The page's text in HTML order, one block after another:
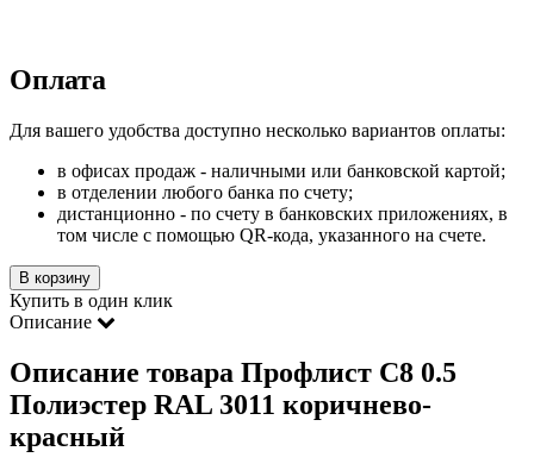
Оплата
Для вашего удобства доступно несколько вариантов оплаты:
в офисах продаж - наличными или банковской картой;
в отделении любого банка по счету;
дистанционно - по счету в банковских приложениях, в
том числе с помощью QR-кода, указанного на счете.
В корзину
Купить в один клик
Описание
Описание товара Профлист С8 0.5
Полиэстер RAL 3011 коричнево-
красный